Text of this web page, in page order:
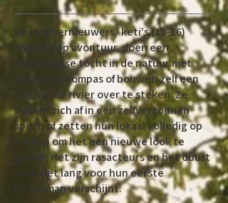
De jonghernieuwers/ keti's (15-16)
trekken op avontuur, doen een
tweedaagse tocht in de natuur met
rugzak en kompas of bouwen zelf een
vlot om de rivier over te steken. Ze
beulen zich af in een zelfverzonnen
sport, of zetten hun lokaal volledig op
z’n kop om het een nieuwe look te
geven. Het zijn rasacteurs en het duurt
vast niet lang voor hun eerste
fotoroman verschijnt.